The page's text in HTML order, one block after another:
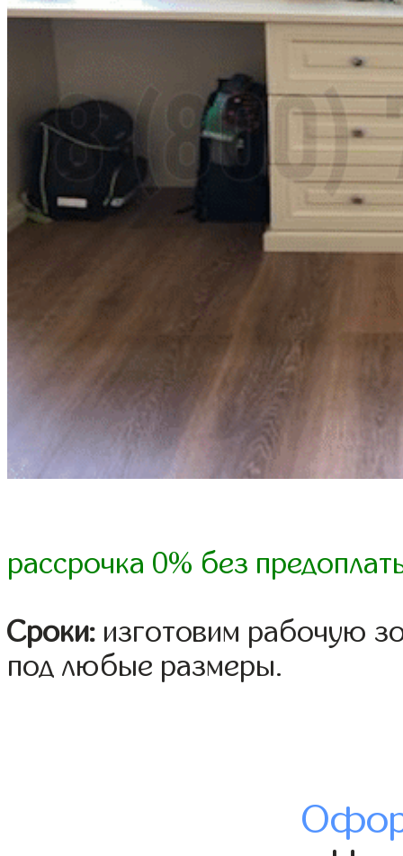
рассрочка 0% без
Сроки: изготовим рабочую
под любые размеры.